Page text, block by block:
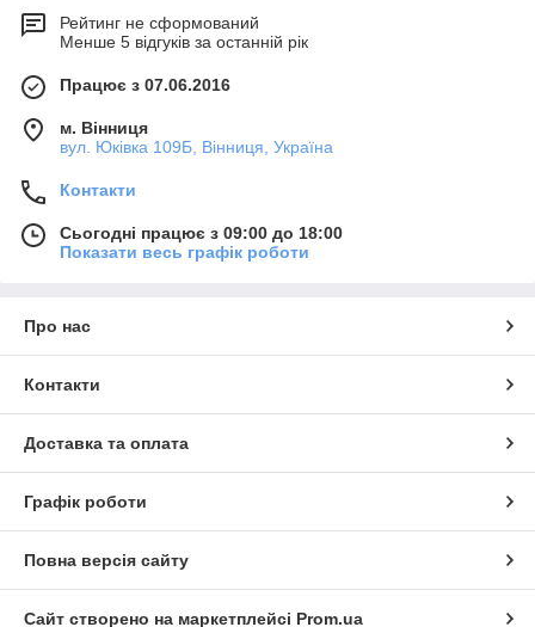
Рейтинг не сформований
Менше 5 відгуків за останній рік
Працює з 07.06.2016
м. Вінниця
вул. Юківка 109Б, Вінниця, Україна
Контакти
Сьогодні працює з 09:00 до 18:00
Показати весь графік роботи
Про нас
Контакти
Доставка та оплата
Графік роботи
Повна версія сайту
Сайт створено на маркетплейсі Prom.ua